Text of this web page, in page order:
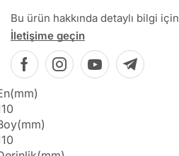
Bu ürün hakkında detaylı bilgi için
İletişime geçin